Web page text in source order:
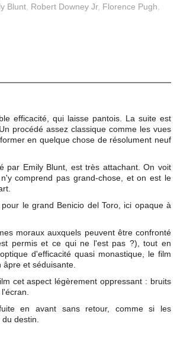
Blunt Robert Downey Jr, Florence Pugh
efficacité, qui laisse pantois. La suite est
procédé assez classique comme les vues
en quelque chose de résolument neuf
par Emily Blunt, est très attachant. On voit
comprend pas grand-chose, et on est le
le grand Benicio del Toro, ici opaque à
moraux auxquels peuvent être confronté
permis et ce qui ne l'est pas ?), tout en
d'efficacité quasi monastique, le film
et séduisante.
cet aspect légèrement oppressant : bruits
en avant sans retour, comme si les
destin.